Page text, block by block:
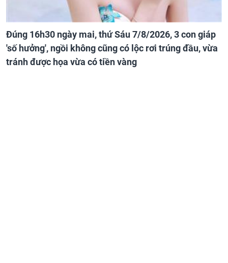
Đúng 16h30 ngày mai, thứ Sáu 7/8/2026, 3 con giáp
'số hưởng', ngồi không cũng có lộc rơi trúng đầu, vừa
tránh được họa vừa có tiền vàng